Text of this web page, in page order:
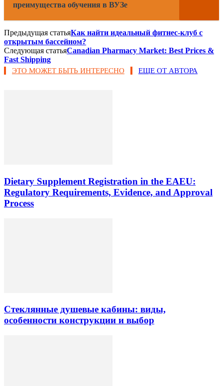
преимущества обучения в ВУЗе
Предыдущая статьяКак найти идеальный фитнес-клуб с
открытым бассейном?
Следующая статьяCanadian Pharmacy Market: Best Prices &
Fast Shipping
ЭТО МОЖЕТ БЫТЬ ИНТЕРЕСНО ЕЩЕ ОТ АВТОРА
Dietary Supplement Registration in the EAEU:
Regulatory Requirements, Evidence, and Approval
Process
Стеклянные душевые кабины: виды,
особенности конструкции и выбор